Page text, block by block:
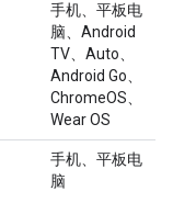
手机、平板电
脑、Android
TV、Auto、
Android Go、
ChromeOS、
Wear OS
手机、平板电
脑